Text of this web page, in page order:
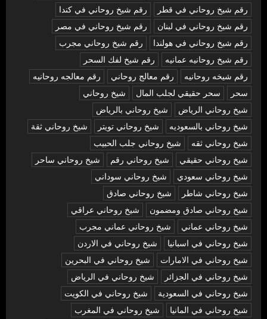
رقم شيخ روحاني في قطر
رقم شيخ روحاني في كندا
رقم شيخ روحاني في لبنان
رقم شيخ روحاني في مصر
رقم شيخ روحاني في هولندا
رقم شيخ روحاني مجرب
رقم شيخ روحانيه عمانيه
رقم شيخ لفك السحر
رقم شيخه روحانيه
رقم معالج روحاني
رقم معالجه روحانيه
سحر
سحر حقيقي لجلب المال
شيخ روحاني
شيخ روحاني الرياض
شيخ روحاني بالرياض
شيخ روحاني بالسعوديه
شيخ روحاني تويتر
شيخ روحاني ثقة
شيخ روحاني ثقه
شيخ روحاني جلب الحبيب
شيخ روحاني حقيقي
شيخ روحاني رقم
شيخ روحاني ساحر
شيخ روحاني سعودي
شيخ روحاني سوداني
شيخ روحاني شاطر
شيخ روحاني صادق
شيخ روحاني صادق ومضمون
شيخ روحاني عراقي
شيخ روحاني عماني
شيخ روحاني عماني مجرب
شيخ روحاني في اسبانيا
شيخ روحاني في الاردن
شيخ روحاني في الامارات
شيخ روحاني في البحرين
شيخ روحاني في الجزائر
شيخ روحاني في الرياض
شيخ روحاني في السعودية
شيخ روحاني في الكويت
شيخ روحاني في المانيا
شيخ روحاني في المغرب